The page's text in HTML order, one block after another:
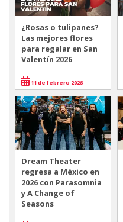
¿Rosas o tulipanes?
Las mejores flores
para regalar en San
Valentín 2026
11 de febrero 2026
Dream Theater
regresa a México en
2026 con Parasomnia
y A Change of
Seasons